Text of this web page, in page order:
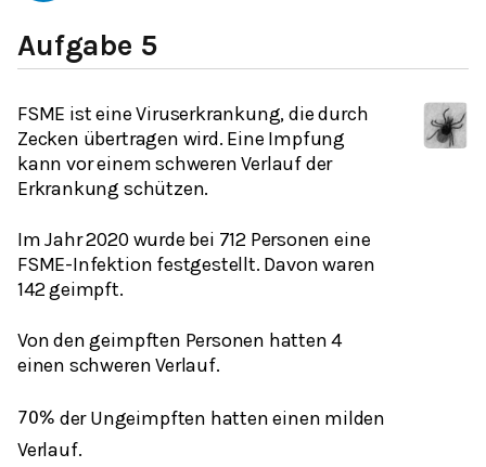
Aufgabe 5
FSME ist eine Viruserkrankung, die durch
Zecken übertragen wird. Eine Impfung
kann vor einem schweren Verlauf der
Erkrankung schützen.
Im Jahr 2020 wurde bei 712 Personen eine
FSME-Infektion festgestellt. Davon waren
142 geimpft.
Von den geimpften Personen hatten 4
einen schweren Verlauf.
70% der Ungeimpften hatten einen milden
Verlauf.